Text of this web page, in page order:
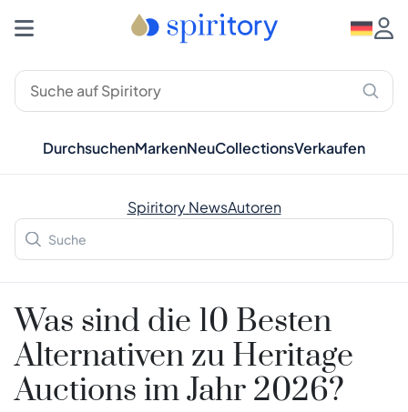
DurchsuchenMarkenNeuCollectionsVerkaufen
Spiritory NewsAutoren
Was sind die 10 Besten
Alternativen zu Heritage
Auctions im Jahr 2026?